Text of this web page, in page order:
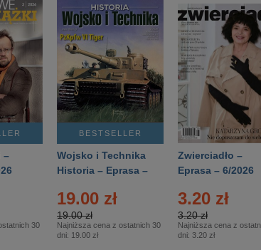
–
30
BESTSELLER
Wojsko i Technika
Historia – Eprasa –
19.00 zł
19.00 zł
Najniższa cena z ostatnich 30
dni: 19.00 zł
Zwierciadło –
Eprasa – 6/2026
3.20 zł
3.20 zł
Najniższa cena z
dni: 3.20 zł